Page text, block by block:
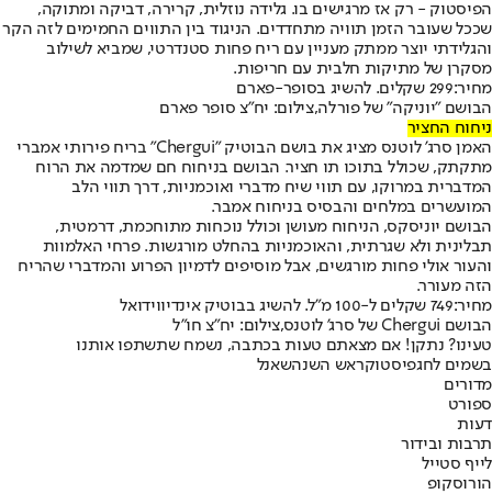
הפיסטוק - רק אז מרגישים בו. גלידה נוזלית, קרירה, דביקה ומתוקה,
שככל שעובר הזמן תוויה מתחדדים. הניגוד בין התווים החמימים לזה הקר
והגלידתי יוצר ממתק מעניין עם ריח פחות סטנדרטי, שמביא לשילוב
מסקרן של מתיקות חלבית עם חריפות.
מחיר:299 שקלים. להשיג בסופר-פארם
הבושם "יוניקה" של פורלה,צילום: יח"צ סופר פארם
ניחוח החציר
האמן סרג' לוטנס מציג את בושם הבוטיק "Chergui" בריח פירותי אמברי
מתקתק, שכולל בתוכו תו חציר. הבושם בניחוח חם שמדמה את הרוח
המדברית במרוקו, עם תווי שיח מדברי ואוכמניות, דרך תווי הלב
המועשרים במלחים והבסיס בניחוח אמבר.
הבושם יוניסקס, הניחוח מעושן וכולל נוכחות מתוחכמת, דרמטית,
תבלינית ולא שגרתית, והאוכמניות בהחלט מורגשות. פרחי האלמוות
והעור אולי פחות מורגשים, אבל מוסיפים לדמיון הפרוע והמדברי שהריח
הזה מעורר.
מחיר:749 שקלים ל-100 מ"ל. להשיג בבוטיק אינדיווידואל
הבושם Chergui של סרג' לוטנס,צילום: יח"צ חו"ל
טעינו? נתקן! אם מצאתם טעות בכתבה, נשמח שתשתפו אותנו
בשמים לחגפיסטוקראש השנהשאנל
מדורים
ספורט
דעות
תרבות ובידור
לייף סטייל
הורוסקופ